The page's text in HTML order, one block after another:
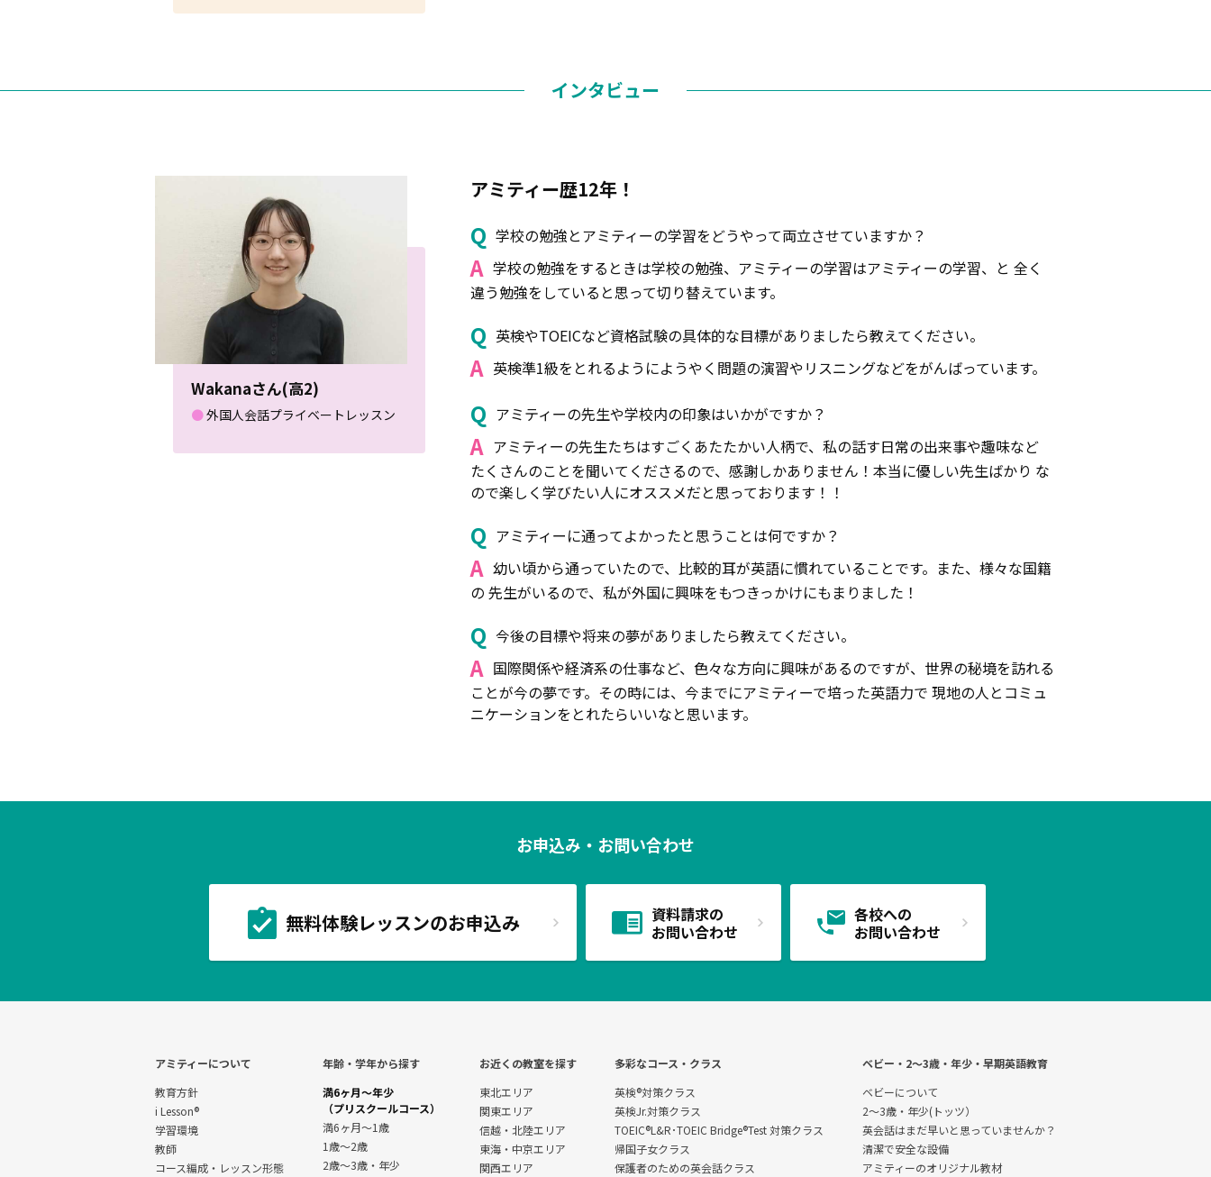
インタビュー
Wakanaさん(高2)
●外国人会話プライベートレッスン
アミティー歴12年！
Q 学校の勉強とアミティーの学習をどうやって両立させていますか？
A 学校の勉強をするときは学校の勉強、アミティーの学習はアミティーの学習、と 全く
違う勉強をしていると思って切り替えています。
Q 英検やTOEICなど資格試験の具体的な目標がありましたら教えてください。
A 英検準1級をとれるようにようやく問題の演習やリスニングなどをがんばっています。
Q アミティーの先生や学校内の印象はいかがですか？
A アミティーの先生たちはすごくあたたかい人柄で、私の話す日常の出来事や趣味など
たくさんのことを聞いてくださるので、感謝しかありません！本当に優しい先生ばかり な
ので楽しく学びたい人にオススメだと思っております！！
Q アミティーに通ってよかったと思うことは何ですか？
A 幼い頃から通っていたので、比較的耳が英語に慣れていることです。また、様々な国籍
の 先生がいるので、私が外国に興味をもつきっかけにもまりました！
Q 今後の目標や将来の夢がありましたら教えてください。
A 国際関係や経済系の仕事など、色々な方向に興味があるのですが、世界の秘境を訪れる
ことが今の夢です。その時には、今までにアミティーで培った英語力で 現地の人とコミュ
ニケーションをとれたらいいなと思います。
お申込み・お問い合わせ
無料体験レッスンのお申込み
資料請求の
お問い合わせ
各校への
お問い合わせ
アミティーについて
教育方針
i Lesson®
学習環境
教師
コース編成・レッスン形態
年齢・学年から探す
満6ヶ月～年少
（プリスクールコース）
満6ヶ月～1歳
1歳～2歳
2歳～3歳・年少
お近くの教室を探す
東北エリア
関東エリア
信越・北陸エリア
東海・中京エリア
関西エリア
多彩なコース・クラス
英検®対策クラス
英検Jr.対策クラス
TOEIC®L&R･TOEIC Bridge®Test 対策クラス
帰国子女クラス
保護者のための英会話クラス
ベビー・2〜3歳・年少・早期英語教育
ベビーについて
2～3歳・年少(トッツ）
英会話はまだ早いと思っていませんか？
清潔で安全な設備
アミティーのオリジナル教材